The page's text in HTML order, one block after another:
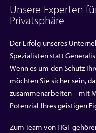
Unsere Experten
Privatsphäre
Der Erfolg unseres
Spezialisten statt
Wenn es um den Schutz
möchten Sie sicher sein,
zusammenarbeiten – mit
Potenzial Ihres geistigen
Zum Team von HGF